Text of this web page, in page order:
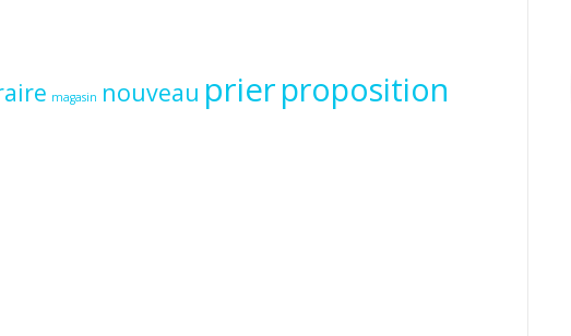
magasin nouveau prierproposition